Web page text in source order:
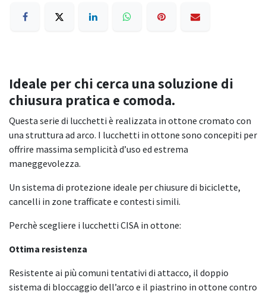
Ideale per chi cerca una soluzione di
chiusura pratica e comoda.
Questa serie di lucchetti è realizzata in ottone cromato con
una struttura ad arco. I lucchetti in ottone sono concepiti per
offrire massima semplicità d’uso ed estrema
maneggevolezza.
Un sistema di protezione ideale per chiusure di biciclette,
cancelli in zone trafficate e contesti simili.
Perchè scegliere i lucchetti CISA in ottone:
Ottima resistenza
Resistente ai più comuni tentativi di attacco, il doppio
sistema di bloccaggio dell’arco e il piastrino in ottone contro